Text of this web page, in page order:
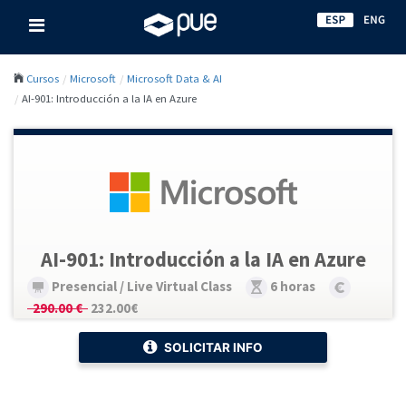
Cursos Microsoft
Microsoft Data & AI
AI-901: Introducción a la IA en Azure
AI-901: Introducción a la IA en Azure
Presencial / Live Virtual Class
6 horas
290.00 € 232.00€
SOLICITAR INFO